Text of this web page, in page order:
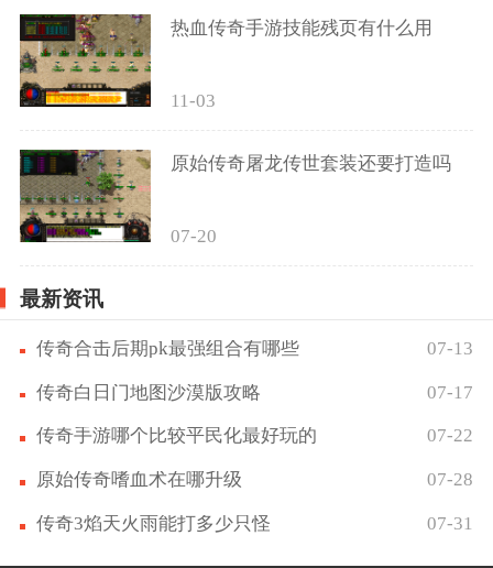
热血传奇手游技能残页有什么用
11-03
原始传奇屠龙传世套装还要打造吗
07-20
最新资讯
传奇合击后期pk最强组合有哪些 07-13
传奇白日门地图沙漠版攻略 07-17
传奇手游哪个比较平民化最好玩的 07-22
原始传奇嗜血术在哪升级 07-28
传奇3焰天火雨能打多少只怪 07-31